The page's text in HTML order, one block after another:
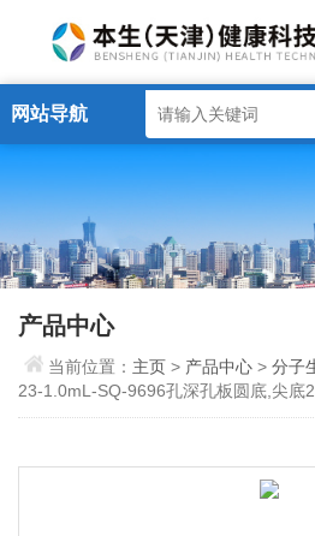
网站导航
产品中心
当前位置： 主页> 产品中心 >分子
23-1.0mL-SQ-9696孔深孔板圆底,尖底